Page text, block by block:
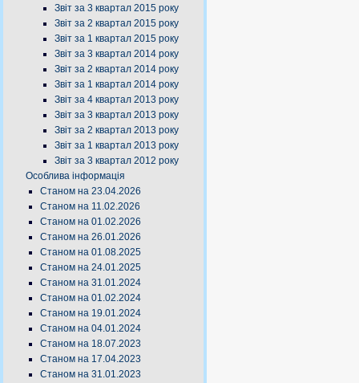
Звіт за 3 квартал 2015 року
Звіт за 2 квартал 2015 року
Звіт за 1 квартал 2015 року
Звіт за 3 квартал 2014 року
Звіт за 2 квартал 2014 року
Звіт за 1 квартал 2014 року
Звіт за 4 квартал 2013 року
Звіт за 3 квартал 2013 року
Звіт за 2 квартал 2013 року
Звіт за 1 квартал 2013 року
Звіт за 3 квартал 2012 року
Особлива інформація
Станом на 23.04.2026
Станом на 11.02.2026
Станом на 01.02.2026
Станом на 26.01.2026
Станом на 01.08.2025
Станом на 24.01.2025
Станом на 31.01.2024
Станом на 01.02.2024
Станом на 19.01.2024
Станом на 04.01.2024
Станом на 18.07.2023
Станом на 17.04.2023
Станом на 31.01.2023